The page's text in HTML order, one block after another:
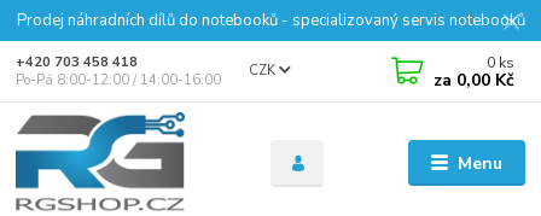
Prodej náhradních dílů do notebooků - specializovaný servis notebooků
Menu
CZK
+420 703 458 418
Po-Pá 8:00-12:00 / 14:00-16:00
0 ks
za 0,00 Kč